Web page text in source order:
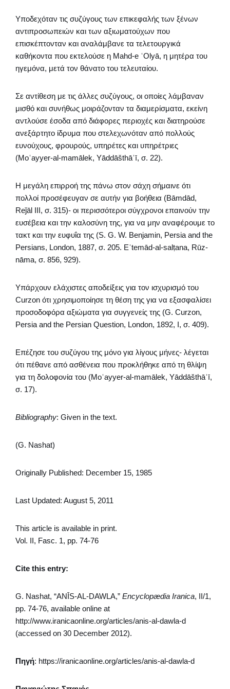
Υποδεχόταν τις συζύγους των επικεφαλής των ξένων
αντιπροσωπειών και των αξιωματούχων που
επισκέπτονταν και αναλάμβανε τα τελετουργικά
καθήκοντα που εκτελούσε η Mahd-e ʿOlyā, η μητέρα του
ηγεμόνα, μετά τον θάνατο του τελευταίου.
Σε αντίθεση με τις άλλες συζύγους, οι οποίες λάμβαναν
μισθό και συνήθως μοιράζονταν τα διαμερίσματα, εκείνη
αντλούσε έσοδα από διάφορες περιοχές και διατηρούσε
ανεξάρτητο ίδρυμα που στελεχωνόταν από πολλούς
ευνούχους, φρουρούς, υπηρέτες και υπηρέτριες
(Moʿayyer-al-mamālek, Yāddāšthāʾī, σ. 22).
Η μεγάλη επιρροή της πάνω στον σάχη σήμαινε ότι
πολλοί προσέφευγαν σε αυτήν για βοήθεια (Bāmdād,
Reǰāl III, σ. 315)- οι περισσότεροι σύγχρονοι επαινούν την
ευσέβεια και την καλοσύνη της, για να μην αναφέρουμε το
τακτ και την ευφυΐα της (S. G. W. Benjamin, Persia and the
Persians, London, 1887, σ. 205. Eʿtemād-al-salṭana, Rūz-
nāma, σ. 856, 929).
Υπάρχουν ελάχιστες αποδείξεις για τον ισχυρισμό του
Curzon ότι χρησιμοποίησε τη θέση της για να εξασφαλίσει
προσοδοφόρα αξιώματα για συγγενείς της (G. Curzon,
Persia and the Persian Question, London, 1892, I, σ. 409).
Επέζησε του συζύγου της μόνο για λίγους μήνες- λέγεται
ότι πέθανε από ασθένεια που προκλήθηκε από τη θλίψη
για τη δολοφονία του (Moʿayyer-al-mamālek, Yāddāšthāʾī,
σ. 17).
Bibliography: Given in the text.
(G. Nashat)
Originally Published: December 15, 1985
Last Updated: August 5, 2011
This article is available in print.
Vol. II, Fasc. 1, pp. 74-76
Cite this entry:
G. Nashat, “ANĪS-AL-DAWLA,” Encyclopædia Iranica, II/1,
pp. 74-76, available online at
http://www.iranicaonline.org/articles/anis-al-dawla-d
(accessed on 30 December 2012).
Πηγή: https://iranicaonline.org/articles/anis-al-dawla-d